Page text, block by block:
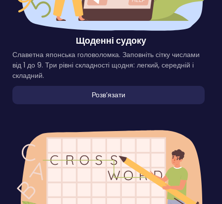
Щоденні судоку
Славетна японська головоломка. Заповніть сітку числами
від 1 до 9. Три рівні складності щодня: легкий, середній і
складний.
Розвʼязати